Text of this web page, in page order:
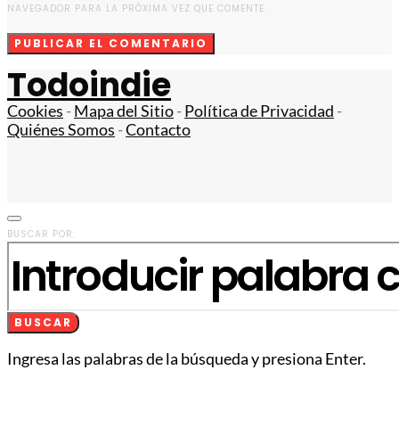
NAVEGADOR PARA LA PRÓXIMA VEZ QUE COMENTE.
Todoindie
Cookies -Mapa del Sitio-Política de Privacidad -
Quiénes Somos -Contacto
BUSCAR POR:
BUSCAR
Ingresa las palabras de la búsqueda y presiona Enter.